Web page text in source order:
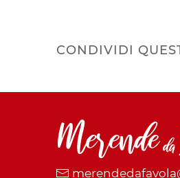
CONDIVIDI